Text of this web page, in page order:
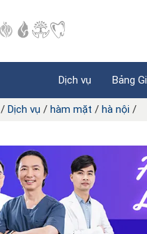
Dịch vụ Bảng
/ Dịch vụ / hàm mặt / hà nội /